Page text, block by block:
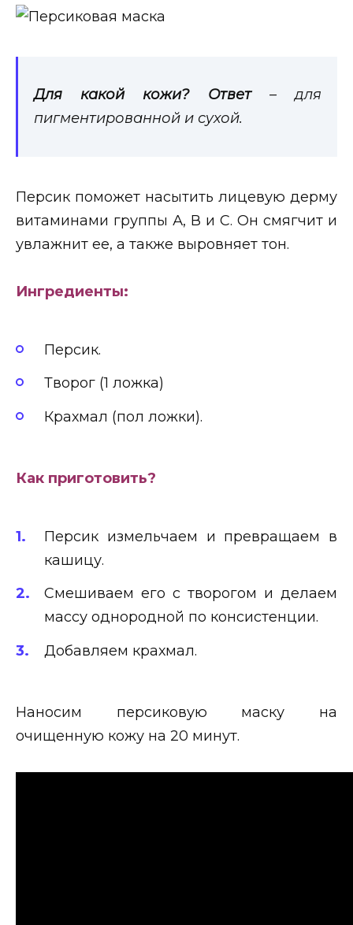
Для какой кожи? Ответ– для
пигментированной и сухой.
Персик поможет насытить лицевую дерму
витаминами группы А, В и С. Он смягчит и
увлажнит ее, а также выровняет тон.
Ингредиенты:
Персик.
Творог (1 ложка)
Крахмал (пол ложки).
Как приготовить?
Персик измельчаем и превращаем в
кашицу.
Смешиваем его с творогом и делаем
массу однородной по консистенции.
Добавляем крахмал.
Наносим персиковую маску на
очищенную кожу на 20 минут.